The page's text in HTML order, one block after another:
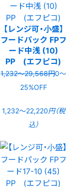
【レンジ可・小盛】
フードパック FPフ
ード中浅 (10)
PP (エフピコ)
1,232〜29,568円0〜
25%OFF
1,232〜22,220円（税
込）